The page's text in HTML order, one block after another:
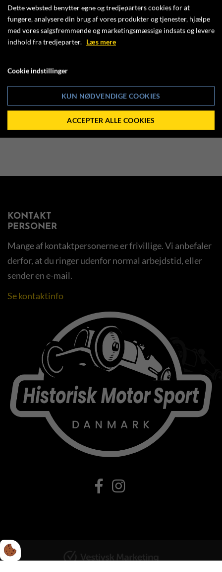
Stort tillykke til Mickey.
Klik ind og læs mere om
KONTAKT
PERSONER
Mange af kontaktpersonerne er frivillige. Vi anbefaler
derfor, at du ringer udenfor normal arbejdstid, eller
sender en e-mail.
Se kontaktinfo
Dette websted benytter egne og tredjeparters cookies for at
fungere, analysere din brug af vores produkter og tjenester, hjælpe
med vores salgsfremmende og marketingsmæssige indsats og levere
indhold fra tredjeparter. Læs mere
Cookie indstillinger
KUN NØDVENDIGE COOKIES
ACCEPTER ALLE COOKIES